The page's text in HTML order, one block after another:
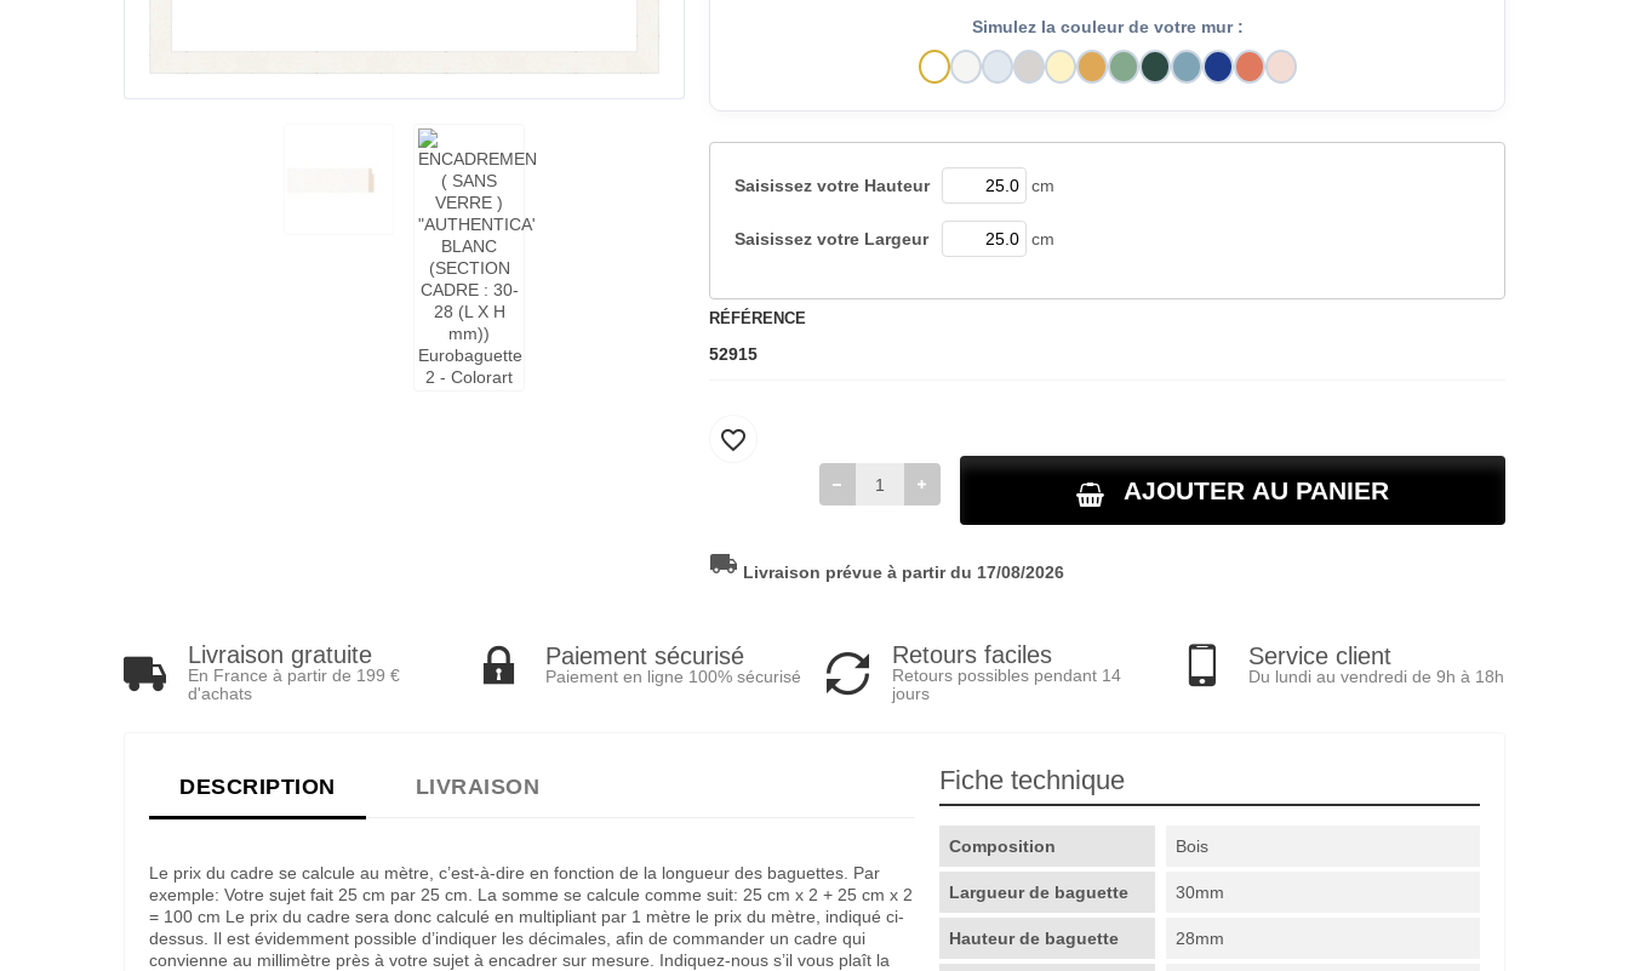
Simulez la couleur de votre mur :
Saisissez votre Hauteur cm
Saisissez votre Largeur cm
RÉFÉRENCE
52915
AJOUTER AU PANIER
favorite_border
local_shipping Livraison prévue à partir du 17/08/2026
Livraison gratuite
En France à partir de 199 €
d'achats
Paiement sécurisé
Paiement en ligne 100% sécurisé
Retours faciles
Retours possibles pendant 14
jours
Service client
Du lundi au vendredi de 9h à 18h
DESCRIPTION LIVRAISON
Le prix du cadre se calcule au mètre, c’est-à-dire en fonction de la longueur des baguettes. Par
exemple: Votre sujet fait 25 cm par 25 cm. La somme se calcule comme suit: 25 cm x 2 + 25 cm x 2
= 100 cm Le prix du cadre sera donc calculé en multipliant par 1 mètre le prix du mètre, indiqué ci-
dessus. Il est évidemment possible d’indiquer les décimales, afin de commander un cadre qui
convienne au millimètre près à votre sujet à encadrer sur mesure. Indiquez-nous s’il vous plaît la
Fiche technique
Composition Bois
Largueur de baguette 30mm
Hauteur de baguette 28mm